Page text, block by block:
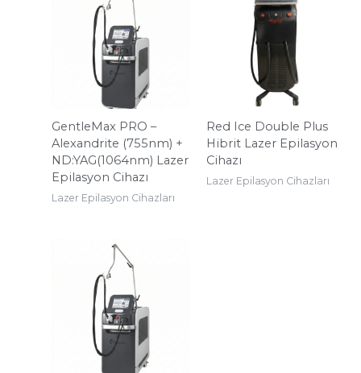
GentleMax PRO –
Alexandrite (755nm) +
ND:YAG(1064nm) Lazer
Epilasyon Cihazı
Lazer Epilasyon Cihazları
Red Ice Double Plus
Hibrit Lazer Epilasyon
Cihazı
Lazer Epilasyon Cihazları